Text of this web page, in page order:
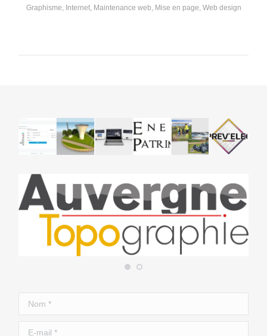
Graphisme Internet Maintenance web Mise en page ,Web design
Nom *
E-mail *